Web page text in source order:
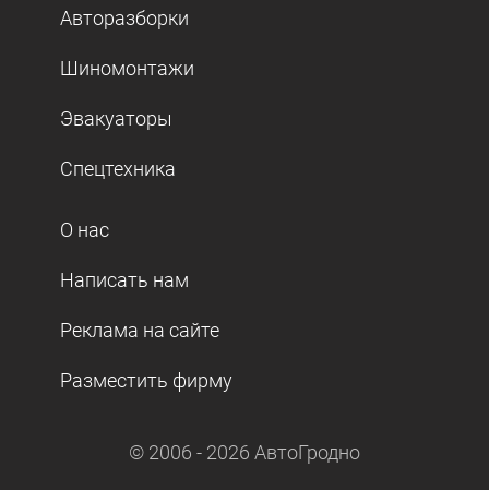
Авторазборки
Шиномонтажи
Эвакуаторы
Спецтехника
О нас
Написать нам
Реклама на сайте
Разместить фирму
© 2006 - 2026 АвтоГродно